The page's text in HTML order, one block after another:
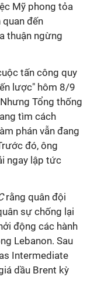
Mỹ phong tỏa
quan đến
thuận ngừng
tấn công quy
lược" hôm 8/9
Tổng thống
tìm cách
phán vẫn đang
đó, ông
ngay lập tức
rằng quân đội
sự chống lại
động các hành
Lebanon. Sau
Intermediate
dầu Brent kỳ